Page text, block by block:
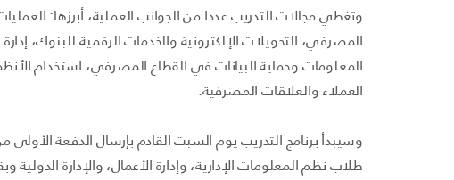
وتغطي مجالات التدريب عددا من الجوانب العملية، أبرزها:
المصرفي، التحويلات الإلكترونية والخدمات الرقمية للبنوك،
المعلومات وحماية البيانات في القطاع المصرفي، استخدام
العملاء والعلاقات المصرفية.
وسيبدأ برنامج التدريب يوم السبت القادم بإرسال الدفعة
طلاب نظم المعلومات الإدارية، وإدارة الأعمال، والإدارة